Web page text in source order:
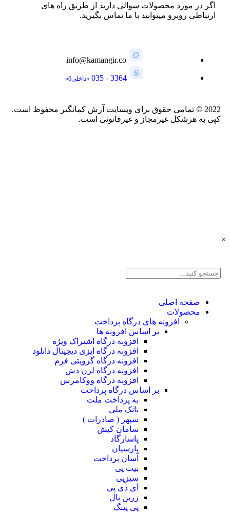
اگر در مورد محصولات سوالی دارید از طریق راه های
ارتباطی روبرو میتوانید با ما تماس بگیرید.
info@kamangir.co
3364 - 035 «داخلی6»
2022
© تمامی حقوق برای وبسایت آرش کمانگیر محفوظ است.
کپی به هرشکل غیرمجاز و غیرقانونی است.
×
صفحه اصلی
محصولات
افزونه های درگاه پرداخت
بر اساس افزونه ها
افزونه درگاه اشتراک ویژه
افزونه درگاه ایزی دیجیتال دانلود
افزونه درگاه گرویتی فرم
افزونه درگاه لرن دش
افزونه درگاه ووکامرس
بر اساس درگاه پرداخت
به پرداخت ملت
بانک ملی
سپهر ( صادرات )
سامان کیش
پاسارگاد
پارسیان
آسان پرداخت
بیت پی
سیزپی
آی دی پی
زرین پال
پی پینگ